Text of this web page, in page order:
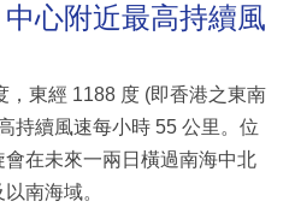
心附近最高持續風
，東經 1188 度 (即香港之東南
持續風速每小時 55 公里。位
在未來一兩日橫過南海中北
南海域。